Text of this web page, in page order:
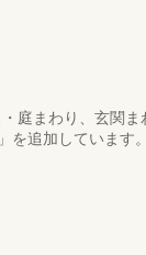
まわり、玄関ま
追加しています。